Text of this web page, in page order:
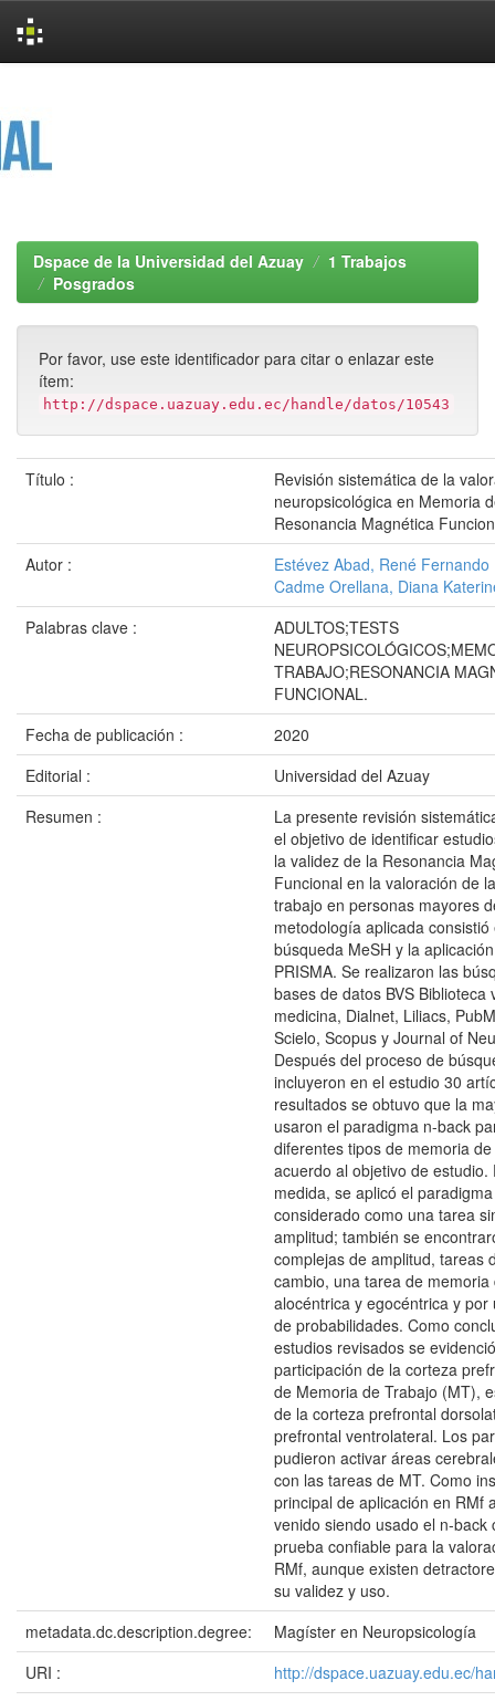
Dspace de la Universidad del Azuay
1 Trabajos
Posgrados
Por favor, use este identificador para citar o enlazar este
ítem:
http://dspace.uazuay.edu.ec/handle/datos/10543
Título :
Revisión sistemática de la
neuropsicológica en Memoria
Resonancia Magnética
Autor :
Estévez Abad, René Fernando
Cadme Orellana, Diana
Palabras clave :
ADULTOS;TESTS
TRABAJO;RESONANCIA
FUNCIONAL.
Fecha de publicación :
2020
Editorial :
Universidad del Azuay
Resumen :
La presente revisión
el objetivo de identificar
la validez de la Resonancia
Funcional en la valoración de
trabajo en personas mayores
metodología aplicada
búsqueda MeSH y la
PRISMA. Se realizaron las
bases de datos BVS Biblioteca
medicina, Dialnet, Liliacs,
Scielo, Scopus y Journal of
Después del proceso de
incluyeron en el estudio 30
resultados se obtuvo que la
usaron el paradigma n-back
diferentes tipos de memoria
acuerdo al objetivo de estudio.
medida, se aplicó el
considerado como una tarea
amplitud; también se
complejas de amplitud, tareas
cambio, una tarea de memoria
alocéntrica y egocéntrica y por
de probabilidades. Como
estudios revisados se
participación de la corteza
de Memoria de Trabajo (MT),
de la corteza prefrontal
prefrontal ventrolateral. Los
pudieron activar áreas
con las tareas de MT. Como
principal de aplicación en RMf
venido siendo usado el n-back
prueba confiable para la
RMf, aunque existen
su validez y uso.
metadata.dc.description.degree:
Magíster en Neuropsicología
URI :
http://dspace.uazuay.edu.ec/